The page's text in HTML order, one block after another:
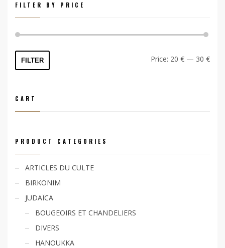
FILTER BY PRICE
Min
Max
FILTER Price: 20 € — 30 €
CART
PRODUCT CATEGORIES
ARTICLES DU CULTE
BIRKONIM
JUDAÏCA
BOUGEOIRS ET CHANDELIERS
DIVERS
HANOUKKA